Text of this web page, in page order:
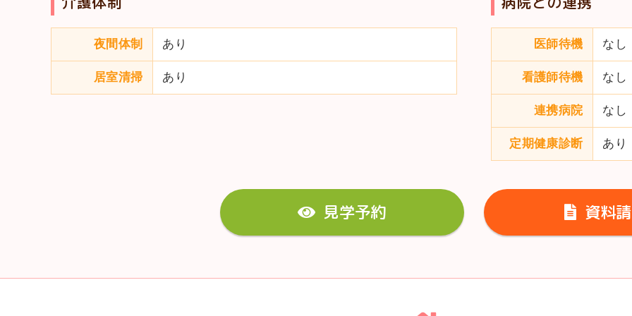
夜間体制 あり
居室清掃 あり
医師待機 なし
看護師待機 なし
連携病院 なし
定期健康診断 あり
見学予約 資料